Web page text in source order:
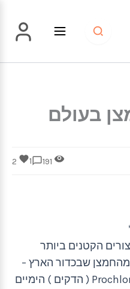
בעולם
1
הקטנים ביותר
כ־80 אחוזים מהחמצן שבכדור הארץ –
אצות הים והעַוְאלֶק Prochlorococcus ( הדקים ) הימיים